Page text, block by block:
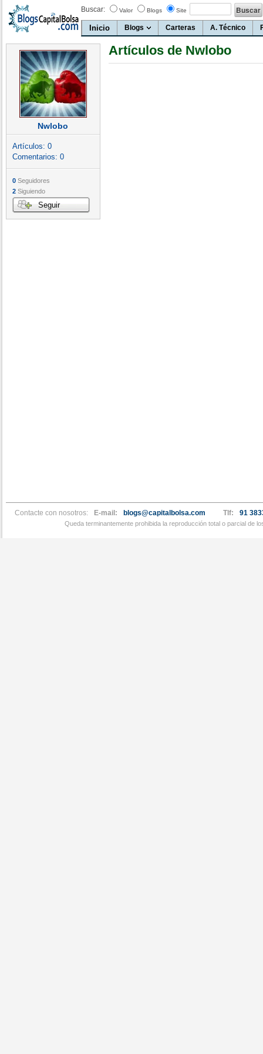
Buscar: Valor Blogs Site
Inicio Blogs Carteras A. Técnico
Nwlobo
Artículos: 0
Comentarios: 0
0 Seguidores
2 Siguiendo
Seguir
Artículos de Nwlobo
Contacte con nosotros: E-mail: blogs@capitalbolsa.com Tlf: 91
Queda terminantemente prohibida la reproducción total o parcial de